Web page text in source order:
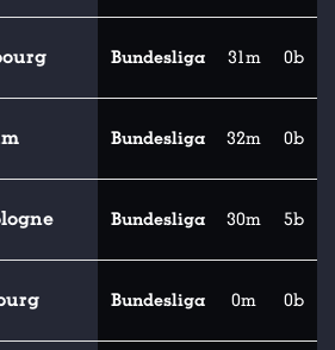
Bundesliga 31m 0b
Bundesliga 32m 0b
Bundesliga 30m 5b
Bundesliga 0m 0b